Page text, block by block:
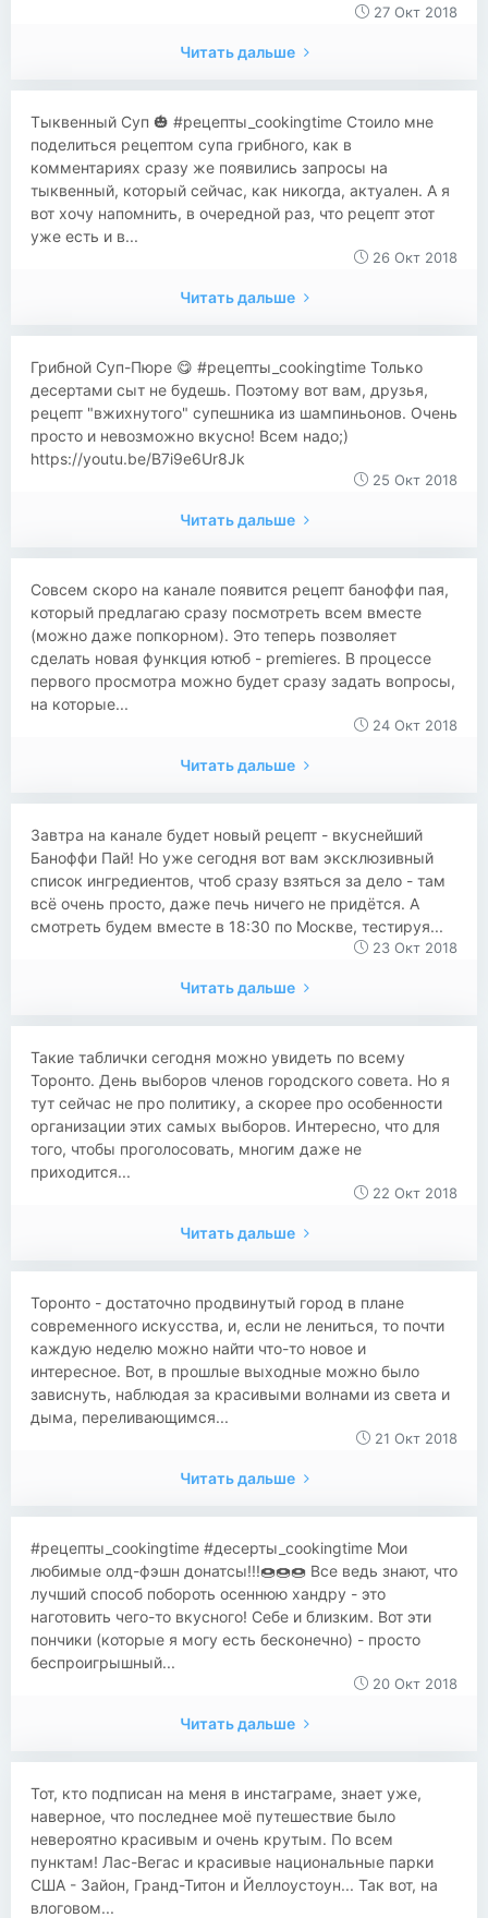
27 Окт 2018
Читать дальше
Тыквенный Суп 🎃 #рецепты_cookingtime Стоило мне
поделиться рецептом супа грибного, как в
комментариях сразу же появились запросы на
тыквенный, который сейчас, как никогда, актуален. А я
вот хочу напомнить, в очередной раз, что рецепт этот
уже есть и в...
26 Окт 2018
Читать дальше
Грибной Суп-Пюре 😋 #рецепты_cookingtime Только
десертами сыт не будешь. Поэтому вот вам, друзья,
рецепт "вжихнутого" супешника из шампиньонов. Очень
просто и невозможно вкусно! Всем надо;)
https://youtu.be/B7i9e6Ur8Jk
25 Окт 2018
Читать дальше
Совсем скоро на канале появится рецепт баноффи пая,
который предлагаю сразу посмотреть всем вместе
(можно даже попкорном). Это теперь позволяет
сделать новая функция ютюб - premieres. В процессе
первого просмотра можно будет сразу задать вопросы,
на которые...
24 Окт 2018
Читать дальше
​​Завтра на канале будет новый рецепт - вкуснейший
Баноффи Пай! Но уже сегодня вот вам эксклюзивный
список ингредиентов, чтоб сразу взяться за дело - там
всё очень просто, даже печь ничего не придётся. А
смотреть будем вместе в 18:30 по Москве, тестируя...
23 Окт 2018
Читать дальше
​Такие таблички сегодня можно увидеть по всему
Торонто. День выборов членов городского совета. Но я
тут сейчас не про политику, а скорее про особенности
организации этих самых выборов. Интересно, что для
того, чтобы проголосовать, многим даже не
приходится...
22 Окт 2018
Читать дальше
Торонто - достаточно продвинутый город в плане
современного искусства, и, если не лениться, то почти
каждую неделю можно найти что-то новое и
интересное. Вот, в прошлые выходные можно было
зависнуть, наблюдая за красивыми волнами из света и
дыма, переливающимся...
21 Окт 2018
Читать дальше
#рецепты_cookingtime #десерты_cookingtime Мои
любимые олд-фэшн донатсы!!!🍩🍩🍩 Все ведь знают, что
лучший способ побороть осеннюю хандру - это
наготовить чего-то вкусного! Себе и близким. Вот эти
пончики (которые я могу есть бесконечно) - просто
беспроигрышный...
20 Окт 2018
Читать дальше
Тот, кто подписан на меня в инстаграме, знает уже,
наверное, что последнее моё путешествие было
невероятно красивым и очень крутым. По всем
пунктам! Лас-Вегас и красивые национальные парки
США - Зайон, Гранд-Титон и Йеллоустоун... Так вот, на
влоговом...